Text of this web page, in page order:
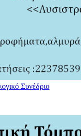
Συνέδριο